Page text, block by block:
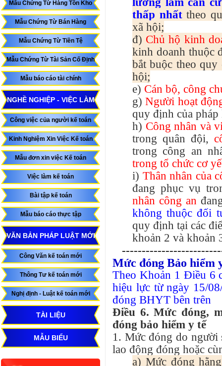
Mẫu Chứng Từ Hàng Tồn Kho
Mẫu Chứng Từ Bán Hàng
Mẫu Chứng Từ Tiền Tệ
Mẫu Chứng Từ Tài Sản Cố Định
Mẫu báo cáo tài chính
NGHỀ NGHIỆP - VIỆC LÀM
Công việc của người kế toán
Kinh Nghiệm Xin Việc Kế toán
Mẫu đơn xin việc Kế toán
Việc làm kế toán
Bài tập kế toán
Mẫu báo cáo thực tập
VĂN BẢN PHÁP LUẬT MỚI
Công Văn kế toán mới
Thông Tư kế toán mới
Nghị định - Luật kế toán mới
TÀI LIỆU
MẪU BIỂU
thấp nhấttheo
xã hội;
đ) Chủ hộ kinh
kinh doanh thuộc
bắt buộc theo
hội;
e) Cán bộ, công
g)Người hoạt
quy định của pháp
h) Công nhân và
trong quân đội,
trong công an
trong tổ chức cơ
i) Thân nhân của
đang phục vụ
nhân công an
không thuộc đối
quy định tại các
khoản 2 và khoản
Mức đóng Bảo hiểm
Theo Khoản 1 Điều 6
hiệu lực từ ngày 15/
đóng BHYT bên trên
Điều 6. Mức đóng,
đóng bảo hiểm y tế
1. Mức đóng do người
lao động đóng hoặc
a) Mức đóng